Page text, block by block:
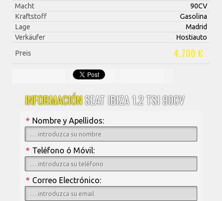
Macht
90CV
Kraftstoff
Gasolina
Lage
Madrid
Verkäufer
Hostiauto
Preis
4.700 €
INFORMACIÓNSEAT IBIZA 1.2 TSI 90CV
Nombre y Apellidos:
*
Teléfono ó Móvil:
*
Correo Electrónico:
*